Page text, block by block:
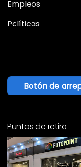
Empleos
Políticas
Botón de
Puntos de retiro